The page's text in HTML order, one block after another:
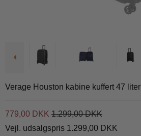
Verage Houston kabine kuffert 47 liter
779,00 DKK 1.299,00 DKK
Vejl. udsalgspris 1.299,00 DKK